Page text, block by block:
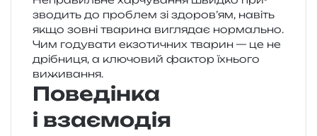
зво­дить до про­блем зі здоров’ям, навіть
якщо зовні тва­ри­на вигля­дає нормально.
Чим году­ва­ти екзо­ти­чних тва­рин — це не
дрі­бни­ця, а клю­чо­вий фактор їхньо­го
виживання.
Поведінка
і взаємодія